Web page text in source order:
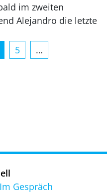
im zweiten
Alejandro die letzte
5
…
Im Gespräch